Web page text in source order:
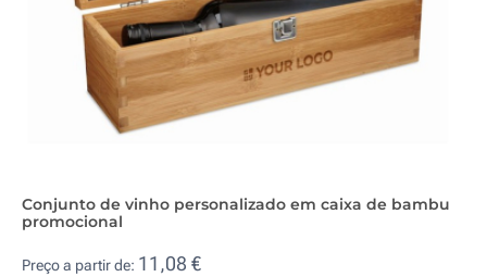
Conjunto de vinho personalizado em caixa de bambu
promocional
Preço a partir de: 11,08 €